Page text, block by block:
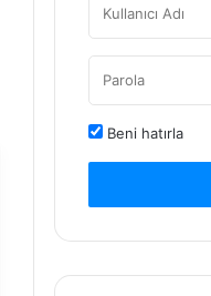
Beni hatırla